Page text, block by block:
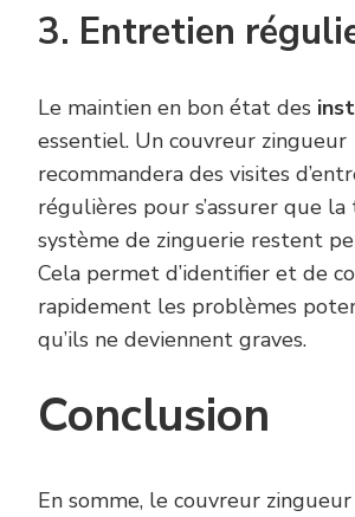
3. Entretien
Le maintien en bon état des
essentiel. Un couvreur zingueur
recommandera des visites
régulières pour s’assurer que
système de zinguerie restent
Cela permet d’identifier et de
rapidement les problèmes
qu’ils ne deviennent graves.
Conclusion
En somme, le couvreur